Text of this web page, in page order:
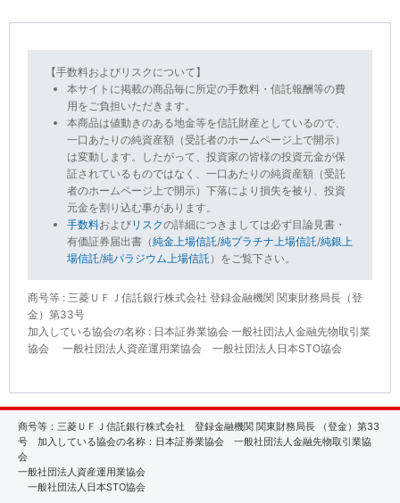
【手数料およびリスクについて】
本サイトに掲載の商品毎に所定の手数料・信託報酬等の費
用をご負担いただきます。
本商品は値動きのある地金等を信託財産としているので、
一口あたりの純資産額（受託者のホームページ上で開示）
は変動します。したがって、投資家の皆様の投資元金が保
証されているものではなく、一口あたりの純資産額（受託
者のホームページ上で開示）下落により損失を被り、投資
元金を割り込む事があります。
手数料およびリスクの詳細につきましては必ず目論見書・
有価証券届出書（純金上場信託/純プラチナ上場信託/純銀上
場信託/純パラジウム上場信託）をご覧下さい。
商号等 : 三菱ＵＦＪ信託銀行株式会社 登録金融機関 関東財務局長（登
金）第33号
加入している協会の名称 : 日本証券業協会 一般社団法人金融先物取引業
協会 一般社団法人資産運用業協会 一般社団法人日本STO協会
商号等：三菱ＵＦＪ信託銀行株式会社 登録金融機関 関東財務局長 （登金）第33
号 加入している協会の名称：日本証券業協会 一般社団法人金融先物取引業協
会
一般社団法人資産運用業協会
一般社団法人日本STO協会